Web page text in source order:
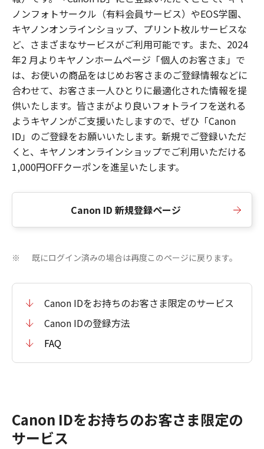
ノンフォトサークル（有料会員サービス）やEOS学園、
キヤノンオンラインショップ、プリント枚ルサービスな
ど、さまざまなサービスがご利用可能です。また、2024
年2 月よりキヤノンホームページ「個人のお客さま」で
は、お使いの商品をはじめお客さまのご登録情報などに
合わせて、お客さま一人ひとりに最適化された情報を提
供いたします。皆さまがより良いフォトライフを送れる
ようキヤノンがご支援いたしますので、ぜひ「Canon
ID」のご登録をお願いいたします。新規でご登録いただ
くと、キヤノンオンラインショップでご利用いただける
1,000円OFFクーポンを進呈いたします。
Canon ID 新規登録ページ
※ 既にログイン済みの場合は再度このページに戻ります。
Canon IDをお持ちのお客さま限定のサービス
Canon IDの登録方法
FAQ
Canon IDをお持ちのお客さま限定の
サービス